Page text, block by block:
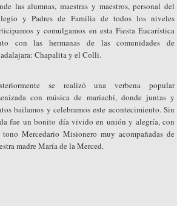
las alumnas, maestras y maestros, personal del
y Padres de Familia de todos los niveles
y comulgamos en esta Fiesta Eucarística
con las hermanas de las comunidades de
Chapalita y el Colli.
se realizó una verbena popular
con música de mariachi, donde juntas y
bailamos y celebramos este acontecimiento. Sin
fue un bonito día vivido en unión y alegría, con
tono Mercedario Misionero muy acompañadas de
madre María de la Merced.